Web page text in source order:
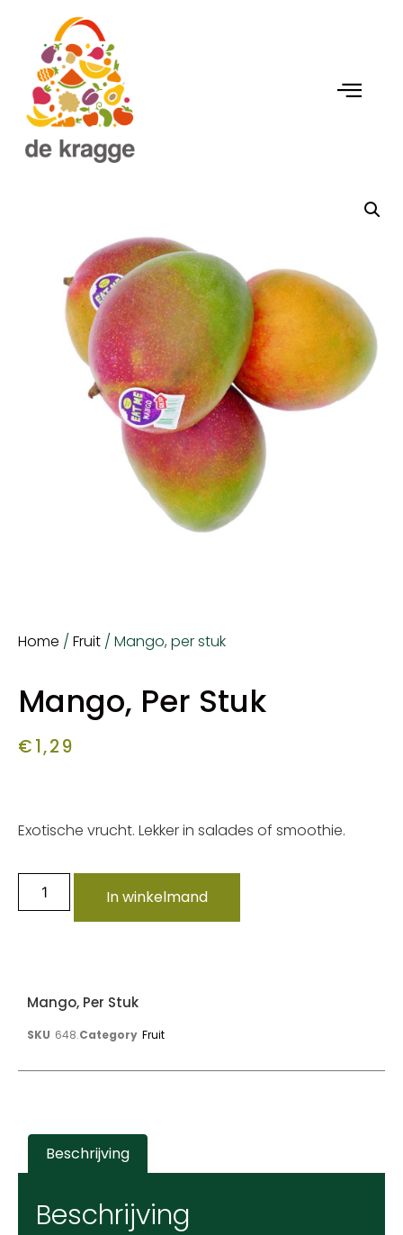
Home / Fruit / Mango, per stuk
Mango, Per Stuk
€1,29
Exotische vrucht. Lekker in salades of smoothie.
In winkelmand
Mango, Per Stuk
SKU 648.Category Fruit
Beschrijving
Beschrijving